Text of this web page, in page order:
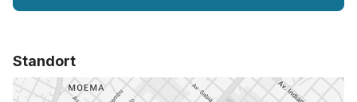
Standort